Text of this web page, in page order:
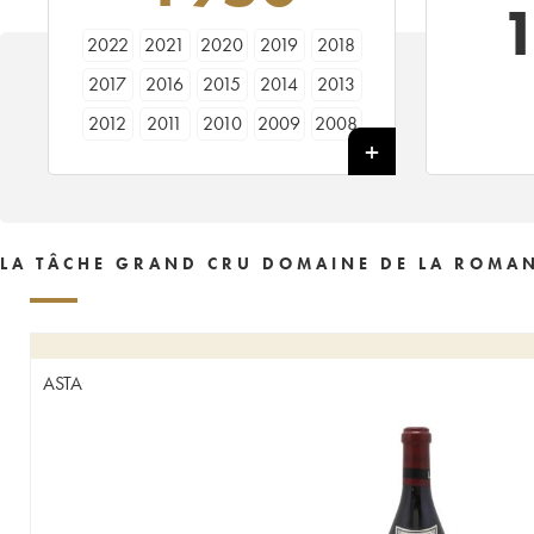
2022 2021 2020 2019
2018
2017
2016 2015 2014
2013
2012
2011 2010 2009
2008
1982
1981 1980 1979
1978
LA TÂCHE GRAND CRU DOMAINE DE LA
ASTA